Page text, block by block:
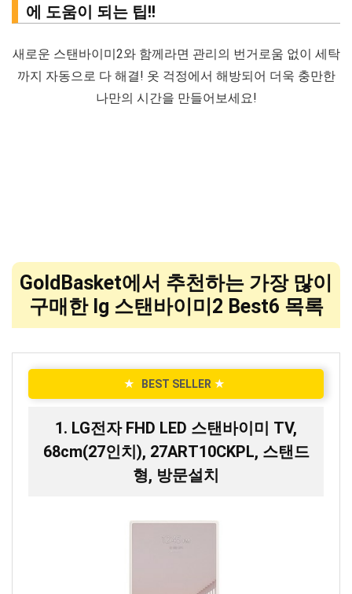
에 도움이 되는 팁!!
새로운 스탠바이미2와 함께라면 관리의 번거로움 없이 세탁
까지 자동으로 다 해결! 옷 걱정에서 해방되어 더욱 충만한
나만의 시간을 만들어보세요!
GoldBasket에서 추천하는 가장 많이
구매한 lg 스탠바이미2 Best6 목록
★ BEST SELLER ★
1. LG전자 FHD LED 스탠바이미 TV,
68cm(27인치), 27ART10CKPL, 스탠드
형, 방문설치